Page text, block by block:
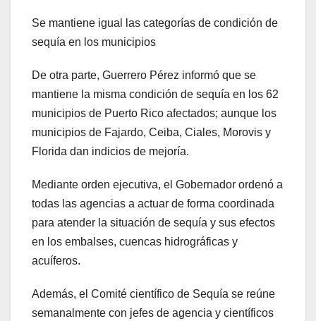
Se mantiene igual las categorías de condición de
sequía en los municipios
De otra parte, Guerrero Pérez informó que se
mantiene la misma condición de sequía en los 62
municipios de Puerto Rico afectados; aunque los
municipios de Fajardo, Ceiba, Ciales, Morovis y
Florida dan indicios de mejoría.
Mediante orden ejecutiva, el Gobernador ordenó a
todas las agencias a actuar de forma coordinada
para atender la situación de sequía y sus efectos
en los embalses, cuencas hidrográficas y
acuíferos.
Además, el Comité científico de Sequía se reúne
semanalmente con jefes de agencia y científicos